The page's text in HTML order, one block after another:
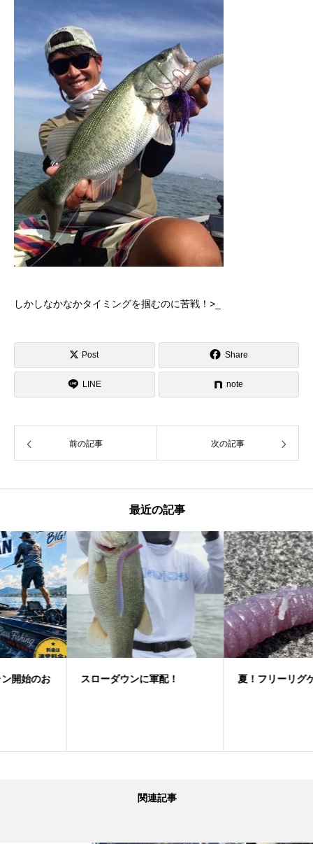
しかしなかなかタイミングを掴むのに苦戦！>_
Post Share
LINE note
前の記事 次の記事
最近の記事
スローダウンに軍配！ 夏！フリーリグゲーム
関連記事